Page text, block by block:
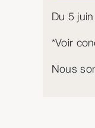
Du 5
*Voir
Nous